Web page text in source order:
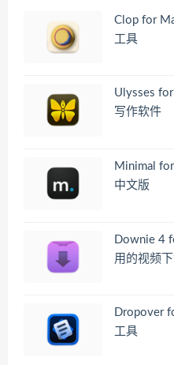
Clop for
工具
Ulysses
写作软件
Minimal
中文版
Downie 4
用的视频
Dropover
工具